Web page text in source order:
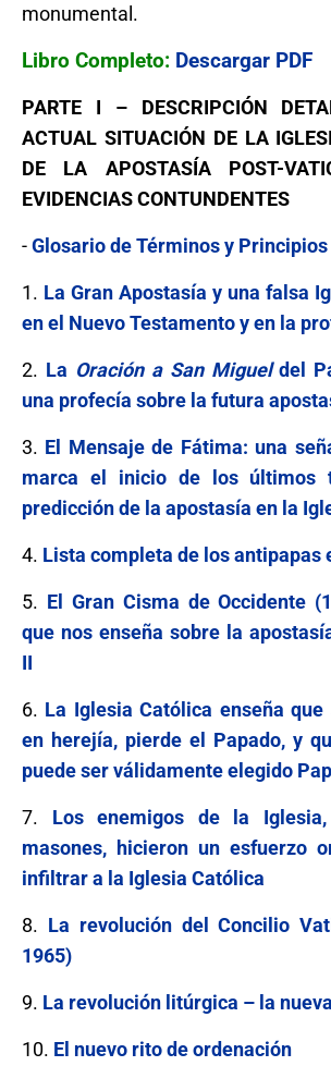
monumental.
Libro Completo: Descargar PDF
PARTE I – DESCRIPCIÓN
ACTUAL SITUACIÓN DE LA
DE LA APOSTASÍA POST-
EVIDENCIAS CONTUNDENTES
-Glosario de Términos y Principios
1. La Gran Apostasía y una falsa
en el Nuevo Testamento y en la
2. La Oración a San Migueldel
una profecía sobre la futura
3. El Mensaje de Fátima: una
marca el inicio de los últimos
predicción de la apostasía en la
4. Lista completa de los antipapas
5. El Gran Cisma de Occidente
que nos enseña sobre la
II
6. La Iglesia Católica enseña
en herejía, pierde el Papado, y
puede ser válidamente elegido
7. Los enemigos de la
masones, hicieron un esfuerzo
infiltrar a la Iglesia Católica
8. La revolución del Concilio
1965)
9. La revolución litúrgica – la
10. El nuevo rito de ordenación